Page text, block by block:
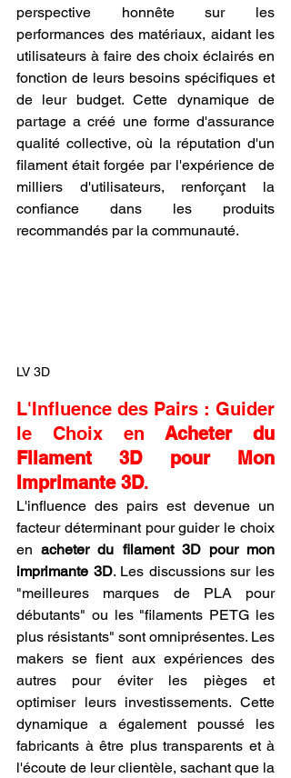
perspective honnête sur les
performances des matériaux, aidant les
utilisateurs à faire des choix éclairés en
fonction de leurs besoins spécifiques et
de leur budget. Cette dynamique de
partage a créé une forme d'assurance
qualité collective, où la réputation d'un
filament était forgée par l'expérience de
milliers d'utilisateurs, renforçant la
confiance dans les produits
recommandés par la communauté.
LV 3D
L'Influence des Pairs : Guider
le Choix en Acheter du
Filament 3D pour Mon
Imprimante 3D.
L'influence des pairs est devenue un
facteur déterminant pour guider le choix
en acheter du filament 3D pour mon
imprimante 3D. Les discussions sur les
"meilleures marques de PLA pour
débutants" ou les "filaments PETG les
plus résistants" sont omniprésentes. Les
makers se fient aux expériences des
autres pour éviter les pièges et
optimiser leurs investissements. Cette
dynamique a également poussé les
fabricants à être plus transparents et à
l'écoute de leur clientèle, sachant que la